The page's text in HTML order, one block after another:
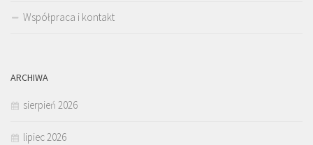
Współpraca i kontakt
ARCHIWA
sierpień 2026
lipiec 2026